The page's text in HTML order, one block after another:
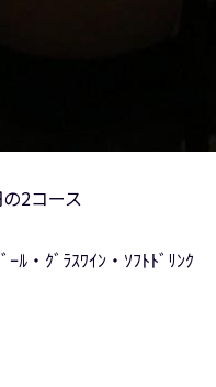
2コース
ﾙ・ｸﾞﾗｽﾜｲﾝ・ｿﾌﾄﾄﾞﾘﾝｸ